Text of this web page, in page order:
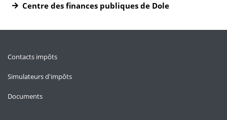
Centre des finances publiques de Dole
Contacts impôts
Simulateurs d'impôts
Documents